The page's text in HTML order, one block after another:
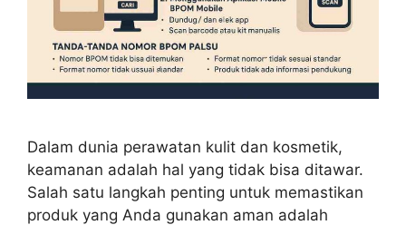
Dalam dunia perawatan kulit dan kosmetik,
keamanan adalah hal yang tidak bisa ditawar.
Salah satu langkah penting untuk memastikan
produk yang Anda gunakan aman adalah